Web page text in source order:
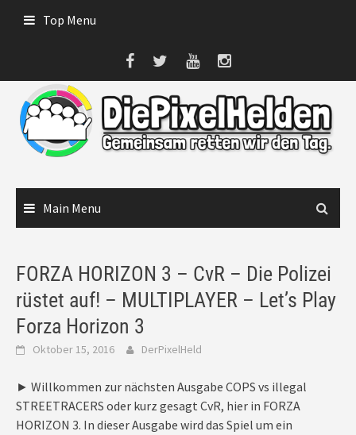
Top Menu
Main Menu
FORZA HORIZON 3 – CvR – Die Polizei
rüstet auf! – MULTIPLAYER – Let’s Play
Forza Horizon 3
Oktober 15, 2016 DerPixelHeld
► Willkommen zur nächsten Ausgabe COPS vs illegal
STREETRACERS oder kurz gesagt CvR, hier in FORZA
HORIZON 3. In dieser Ausgabe wird das Spiel um ein